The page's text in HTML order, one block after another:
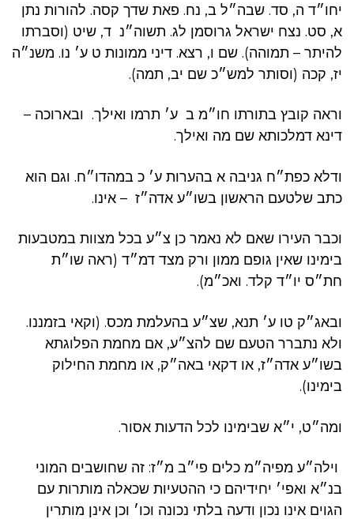
יחו״ד ה, סד. שבה״ל ב, נח. פאת שדך קסה. להורות נתן
א, סט. נצח ישראל גרוסמן לג. תשוה״נ ד, שיט (וסברתו
להיתר – תמוהה). שם ו, רצא. דיני ממונות ט ע׳ נו. משנ״ה
יז, קכה (וסותר למש״כ שם יב, תמה).
וראה קובץ בתורתו חו״מ ב ע׳ תרמו ואילך. ובארוכה –
דינא דמלכותא שם מה ואילך.
ודלא כפת״ח גניבה א בהערות ע׳ כ במהדו״ח. וגם הוא
כתב שלטעם הראשון בשו״ע אדה״ז – אינו.
וכבר העירו שאם לא נאמר כן צ״ע בכל מצוות במטבעות
בימינו שאין גופם ממון ורק מצד דמ״ד (ראה שו״ת
חת״ס יו״ד קלד. ואכ״מ).
ובאג״ק טו ע׳ תנא, שצ״ע בהעלמת מכס. (וקאי בזמננו.
ולא נתברר הטעם שם להצ״ע, אם מחמת הפלוגתא
בשו״ע אדה״ז, או דקאי באה״ק, או מחמת החילוק
בימינו).
ומה״ט, י״א שבימינו לכל הדעות אסור.
וילה״ע מפיה״מ כלים פי״ב מ״ז: זה שחושבים המוני
בנ״א ואפי׳ יחידיהם כי ההטעיות שכאלה מותרות עם
הגוים אינו נכון ודעה בלתי נכונה וכו׳ וכן אינן מותרין